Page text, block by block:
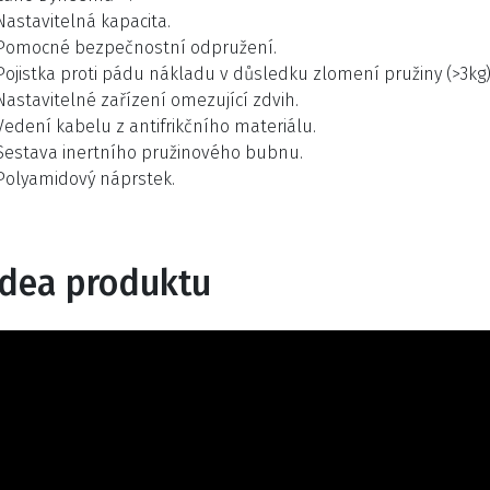
kapacita.
bezpečnostní odpružení.
proti pádu nákladu v důsledku zlomení pružiny
zařízení omezující zdvih.
kabelu z antifrikčního materiálu.
inertního pružinového bubnu.
náprstek.
produktu